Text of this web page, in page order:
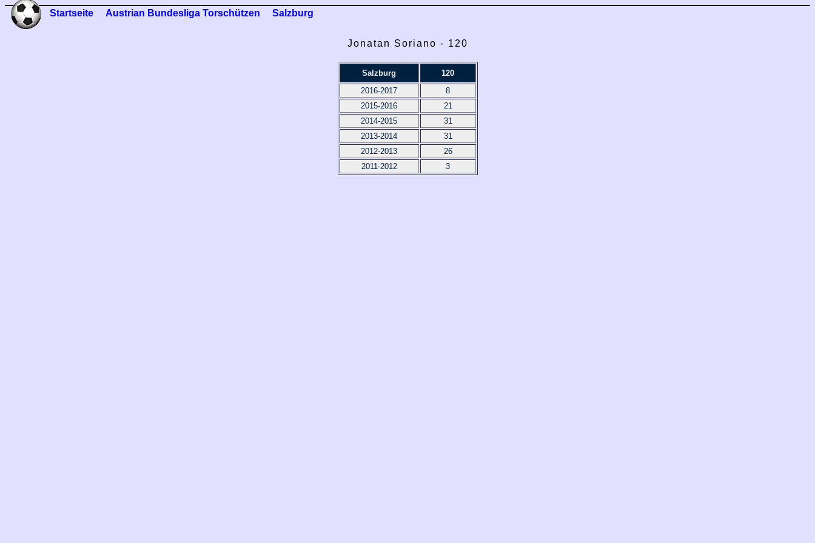
Startseite Austrian Bundesliga Torschützen Salzburg
Jonatan Soriano - 120
Salzburg
120
2016-2017
8
2015-2016
21
2014-2015
31
2013-2014
31
2012-2013
26
2011-2012
3